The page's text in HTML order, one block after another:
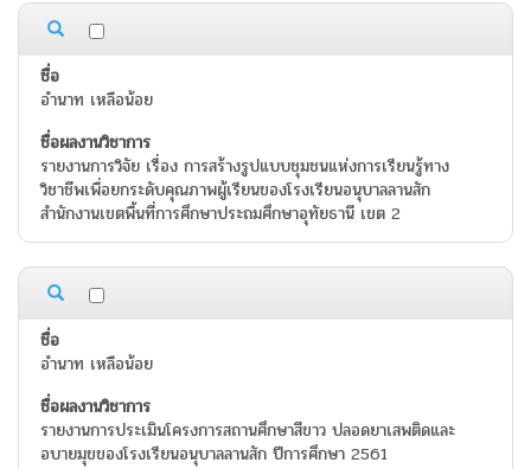
อำนาท เหลือน้อย
รายงานการวิจัย เรื่อง การสร้างรูปแบบชุมชนแห่งการเรียนรู้ทาง
วิชาชีพเพื่อยกระดับคุณภาพผู้เรียนของโรงเรียนอนุบาลลานสัก
สำนักงานเขตพื้นที่การศึกษาประถมศึกษาอุทัยธานี เขต 2
อำนาท เหลือน้อย
รายงานการประเมินโครงการสถานศึกษาสีขาว ปลอดยาเสพติดและ
อบายมุขของโรงเรียนอนุบาลลานสัก ปีการศึกษา 2561